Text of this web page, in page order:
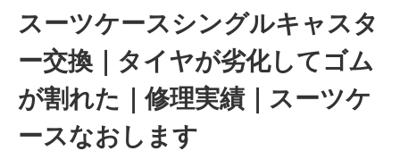
スーツケースシングルキャスタ
ー交換｜タイヤが劣化してゴム
が割れた｜修理実績｜スーツケ
ースなおします